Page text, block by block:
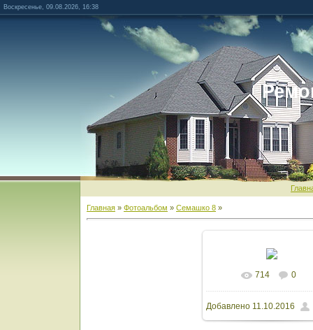
Воскресенье, 09.08.2026, 16:38
Главная » Фотоальбом » Семашко 8 »
В реальном
1600x1200/
714 0
Добавлено 11.10.2016